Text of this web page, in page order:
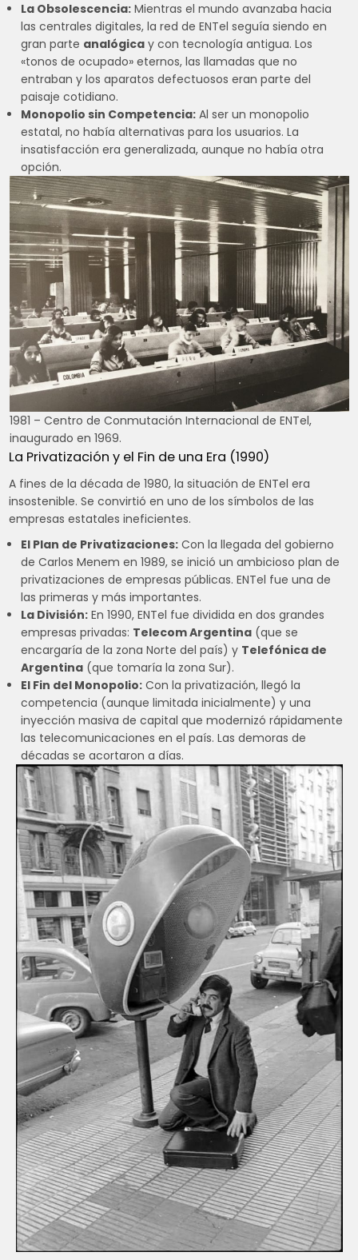
La Obsolescencia: Mientras el mundo avanzaba hacia
las centrales digitales, la red de ENTel seguía siendo en
gran parte analógica y con tecnología antigua. Los
«tonos de ocupado» eternos, las llamadas que no
entraban y los aparatos defectuosos eran parte del
paisaje cotidiano.
Monopolio sin Competencia: Al ser un monopolio
estatal, no había alternativas para los usuarios. La
insatisfacción era generalizada, aunque no había otra
opción.
1981 – Centro de Conmutación Internacional de ENTel,
inaugurado en 1969.
La Privatización y el Fin de una Era (1990)
A fines de la década de 1980, la situación de ENTel era
insostenible. Se convirtió en uno de los símbolos de las
empresas estatales ineficientes.
El Plan de Privatizaciones: Con la llegada del gobierno
de Carlos Menem en 1989, se inició un ambicioso plan de
privatizaciones de empresas públicas. ENTel fue una de
las primeras y más importantes.
La División: En 1990, ENTel fue dividida en dos grandes
empresas privadas: Telecom Argentina (que se
encargaría de la zona Norte del país) y Telefónica de
Argentina (que tomaría la zona Sur).
El Fin del Monopolio: Con la privatización, llegó la
competencia (aunque limitada inicialmente) y una
inyección masiva de capital que modernizó rápidamente
las telecomunicaciones en el país. Las demoras de
décadas se acortaron a días.